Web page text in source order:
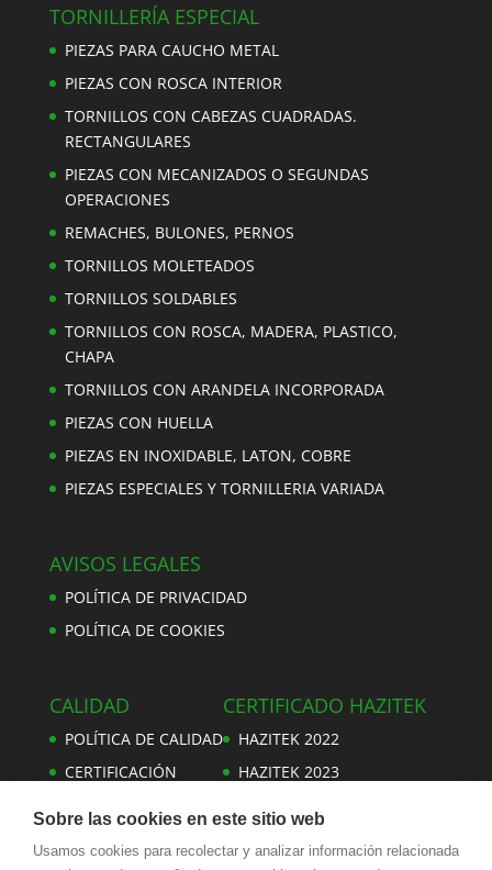
TORNILLERÍA ESPECIAL
PIEZAS PARA CAUCHO METAL
PIEZAS CON ROSCA INTERIOR
TORNILLOS CON CABEZAS CUADRADAS.
RECTANGULARES
PIEZAS CON MECANIZADOS O SEGUNDAS
OPERACIONES
REMACHES, BULONES, PERNOS
TORNILLOS MOLETEADOS
TORNILLOS SOLDABLES
TORNILLOS CON ROSCA, MADERA, PLASTICO,
CHAPA
TORNILLOS CON ARANDELA INCORPORADA
PIEZAS CON HUELLA
PIEZAS EN INOXIDABLE, LATON, COBRE
PIEZAS ESPECIALES Y TORNILLERIA VARIADA
AVISOS LEGALES
POLÍTICA DE PRIVACIDAD
POLÍTICA DE COOKIES
CALIDAD
POLÍTICA DE CALIDAD
CERTIFICACIÓN
CERTIFICADO HAZITEK
HAZITEK 2022
HAZITEK 2023
Sobre las cookies en este sitio web
Usamos cookies para recolectar y analizar información relacionada